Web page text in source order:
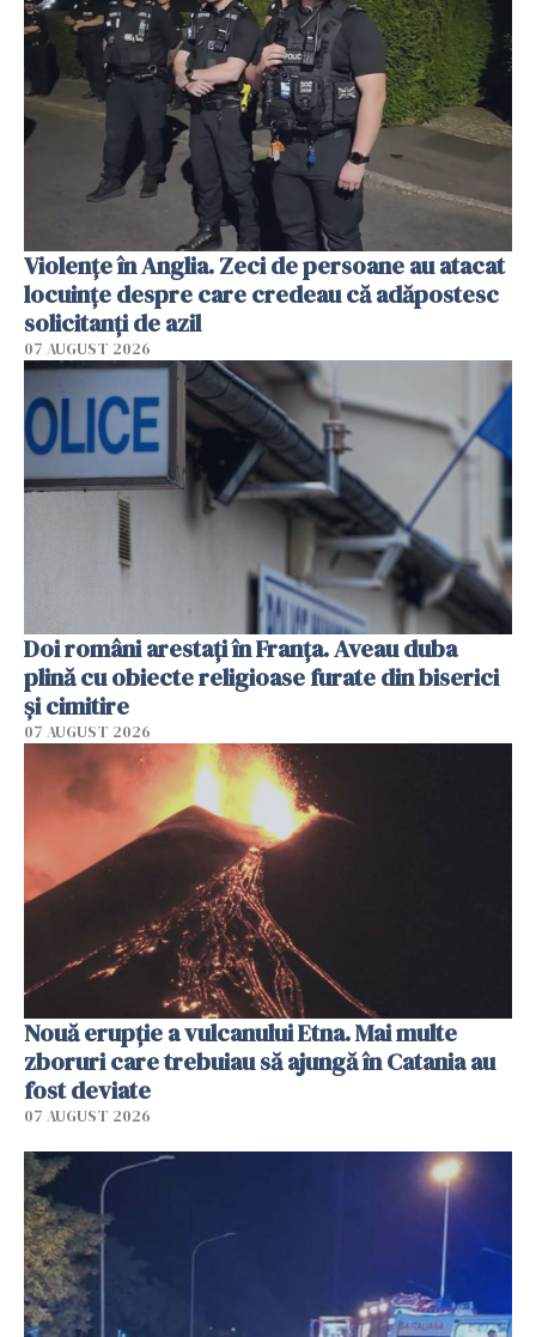
Violenţe în Anglia. Zeci de persoane au atacat
locuinţe despre care credeau că adăpostesc
solicitanţi de azil
07 AUGUST 2026
Doi români arestați în Franța. Aveau duba
plină cu obiecte religioase furate din biserici
și cimitire
07 AUGUST 2026
Nouă erupție a vulcanului Etna. Mai multe
zboruri care trebuiau să ajungă în Catania au
fost deviate
07 AUGUST 2026